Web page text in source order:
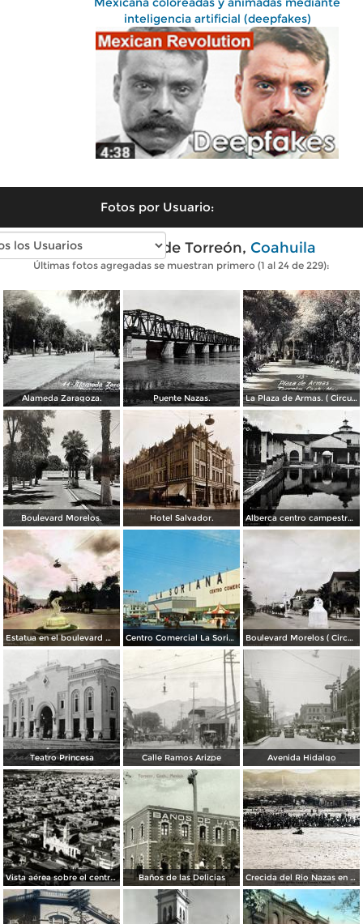
inteligencia artificial (deepfakes)
Fotos por Usuario:
Fotos antiguas de Torreón, Coahuila
Últimas fotos agregadas se muestran primero (1 al 24 de 229):
Alameda Zaragoza. Puente Nazas. La Plaza de Armas. ( Circulada el 20 de Abril de 1944 ).
Boulevard Morelos. Hotel Salvador. Alberca centro campestre lagunero.
Estatua en el boulevard Morelos. ( Circulada el 19 de Noviembre de 1936 ). Centro Comercial La Soriana, el primero de esta cadena bajo la modalidad de plaza comercial (circa 1968) Boulevard Morelos ( Circulada el 21 de Enero de 1930 ).
Teatro Princesa Calle Ramos Arizpe Avenida Hidalgo
Vista aérea sobre el centro de Torreón Baños de las Delicias Crecida del Rio Nazas en Torreón, Coahuila ( Circulada el 4 de Octubre de 1910 ).